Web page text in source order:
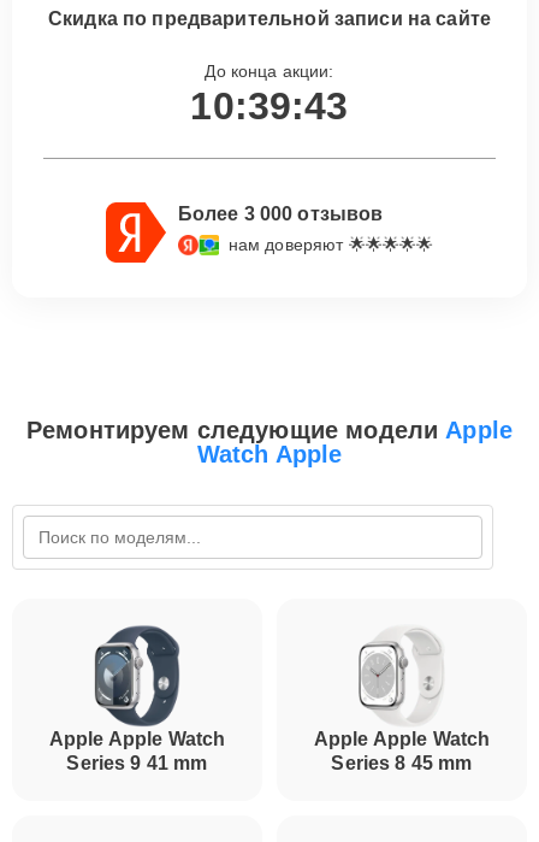
Скидка по предварительной записи на сайте
До конца акции:
10:39:42
Более 3 000 отзывов
нам доверяют 🌟🌟🌟🌟🌟
Ремонтируем следующие модели Apple
Watch Apple
Apple Apple Watch
Series 9 41 mm
Apple Apple Watch
Series 8 45 mm